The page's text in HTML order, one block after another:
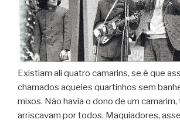
Existiam ali quatro camarins, se é que
chamados aqueles quartinhos sem
mixos. Não havia o dono de um
arriscavam por todos. Maquiadores,